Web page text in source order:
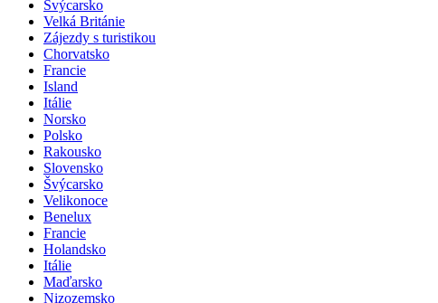
Švýcarsko
Velká Británie
Zájezdy s turistikou
Chorvatsko
Francie
Island
Itálie
Norsko
Polsko
Rakousko
Slovensko
Švýcarsko
Velikonoce
Benelux
Francie
Holandsko
Itálie
Maďarsko
Nizozemsko